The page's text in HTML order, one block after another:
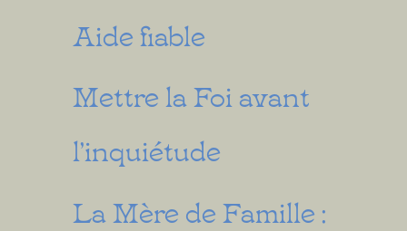
Aide fiable
Mettre la Foi avant
l’inquiétude
La Mère de Famille :